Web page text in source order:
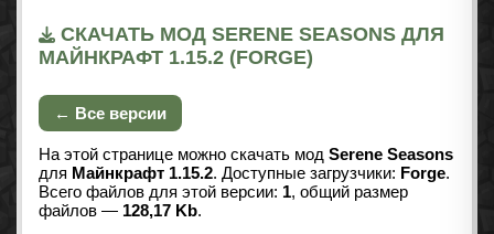
СКАЧАТЬ МОД SERENE SEASONS ДЛЯ
МАЙНКРАФТ 1.15.2 (FORGE)
← Все версии
На этой странице можно скачать мод Serene Seasons
для Майнкрафт 1.15.2. Доступные загрузчики: Forge.
Всего файлов для этой версии: 1, общий размер
файлов — 128,17 Kb.